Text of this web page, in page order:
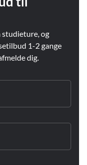
studieture, og
1-2 gange
dig.